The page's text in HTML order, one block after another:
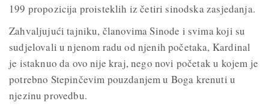
199 propozicija proisteklih iz četiri sinodska zasjedanja.
Zahvaljujući tajniku, članovima Sinode i svima koji su
sudjelovali u njenom radu od njenih početaka, Kardinal
je istaknuo da ovo nije kraj, nego novi početak u kojem je
potrebno Stepinčevim pouzdanjem u Boga krenuti u
njezinu provedbu.